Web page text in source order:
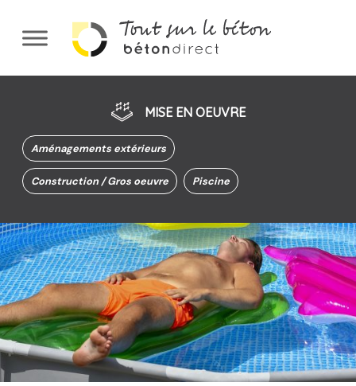
contenu
MISE EN OEUVRE
Aménagements extérieurs
Construction / Gros oeuvre Piscine